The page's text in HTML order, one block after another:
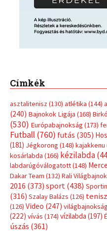
Címkék
asztalitenisz (130) atlétika (144)
(240) Bajnokok Ligája (168)
(530) Európabajnokság (173)
Futball (760) futás (305)
(181) Jégkorong (148) kajakkenu
kosárlabda (166) kézilabda
labdarúgóválogatott(148)
Dakar Team (132) Rali
2016 (373) sport(438)
(316) Szalay Balázs (126) tenisz
(126) Video (247) világbajnokság
(222) vívás (174) vízilabda (197)
úszás (361)